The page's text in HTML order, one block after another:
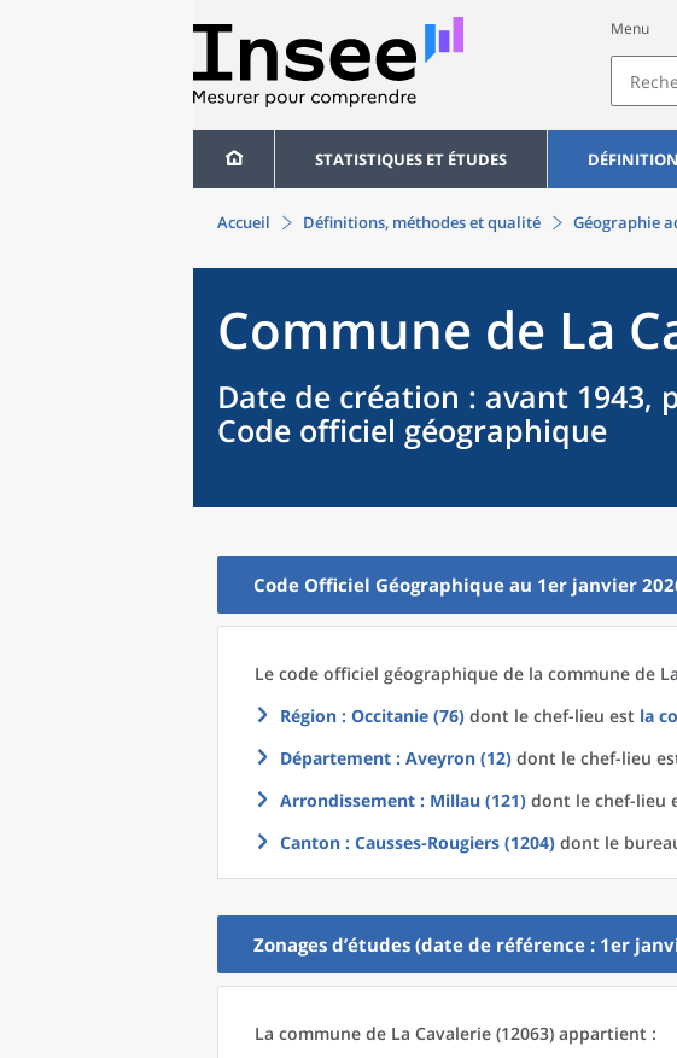
Menu
STATISTIQUES ET ÉTUDES
Accueil Définitions, méthodes et qualité Géographie
Commune de La
Date de création : avant 1943,
Code officiel géographique
Code Officiel Géographique au 1er janvier
Le code officiel géographique de la commune de La
Région : Occitanie (76) dont le chef-lieu est la
Département : Aveyron (12) dont le chef-lieu
Arrondissement : Millau (121) dont le chef-lieu
Canton : Causses-Rougiers (1204) dont le
Zonages d’études (date de référence : 1er
La commune de La Cavalerie (12063) appartient :